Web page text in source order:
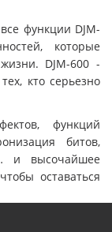
функции DJM-
которые
DJM-600 -
кто серьезно
функций
битов,
и высочайшее
оставаться